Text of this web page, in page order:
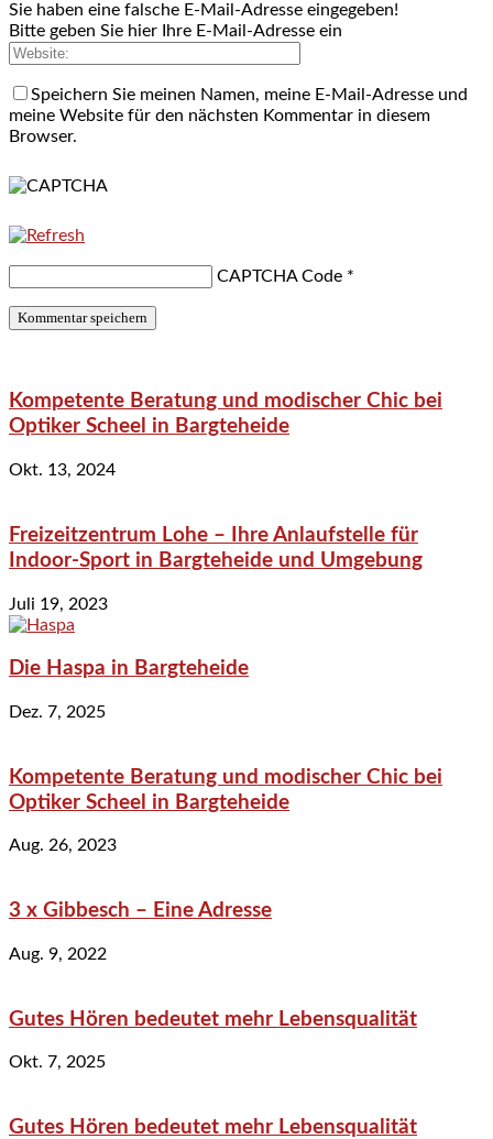
Sie haben eine falsche E-Mail-Adresse eingegeben!
Bitte geben Sie hier Ihre E-Mail-Adresse ein
Speichern Sie meinen Namen, meine E-Mail-Adresse und
meine Website für den nächsten Kommentar in diesem
Browser.
CAPTCHA Code *
Kompetente Beratung und modischer Chic bei
Optiker Scheel in Bargteheide
Okt. 13, 2024
Freizeitzentrum Lohe – Ihre Anlaufstelle für
Indoor-Sport in Bargteheide und Umgebung
Juli 19, 2023
Die Haspa in Bargteheide
Dez. 7, 2025
Kompetente Beratung und modischer Chic bei
Optiker Scheel in Bargteheide
Aug. 26, 2023
3 x Gibbesch – Eine Adresse
Aug. 9, 2022
Gutes Hören bedeutet mehr Lebensqualität
Okt. 7, 2025
Gutes Hören bedeutet mehr Lebensqualität